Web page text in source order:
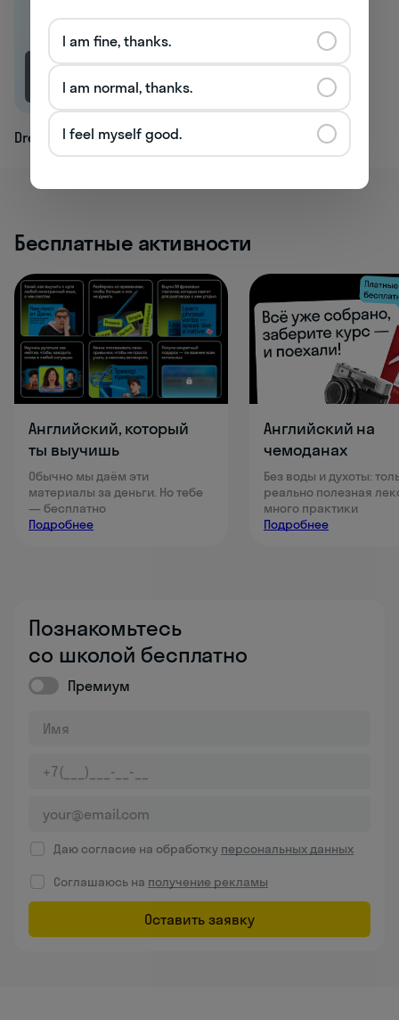
Dream
Бесплатные активности
Английский, который
ты выучишь
Обычно мы даём эти
материалы за деньги. Но тебе
— бесплатно
Подробнее
Английский на
чемоданах
Без воды и духоты:
реально полезная
много практики
Подробнее
Познакомьтесь
со школой бесплатно
Премиум
Даю согласие на обработку персональных данных
Соглашаюсь на получение рекламы
Оставить заявку
I am fine, thanks.
I am normal, thanks.
I feel myself good.